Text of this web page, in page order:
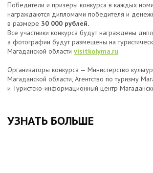
Победители и призеры конкурса в каждых
награждаются дипломами победителя и
в размере 30 000 рублей.
Все участники конкурса будут награждены
а фотографии будут размещены на
Магаданской области visitkolyma.ru.
Организаторы конкурса — Министерство
Магаданской области, Агентство по туризму
и Туристско-информационный центр
УЗНАТЬ БОЛЬШЕ